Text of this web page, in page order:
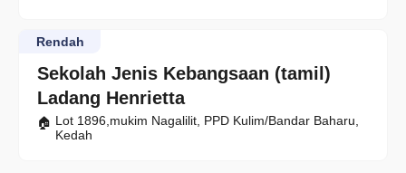
Sekolah Jenis Kebangsaan (tamil)
Ladang Henrietta
Rendah
Lot 1896,mukim Nagalilit, PPD Kulim/Bandar Baharu,
Kedah